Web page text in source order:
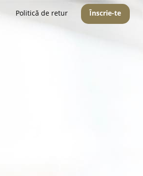
Politică de retur Înscrie-te